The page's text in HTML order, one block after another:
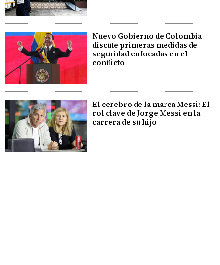
Nuevo Gobierno de Colombia
discute primeras medidas de
seguridad enfocadas en el
conflicto
El cerebro de la marca Messi: El
rol clave de Jorge Messi en la
carrera de su hijo